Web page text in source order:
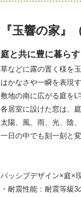
『玉響の家』
庭と共に豊に暮らす
草などに露の置く様を
はかなさや一瞬を表現
敷地の南に広がる庭をL
各居室に設けた窓は、
太陽、風、雨、光、陰
一日の中でも刻一刻と
パッシブデザイン×庭×
・耐震性能：耐震等級